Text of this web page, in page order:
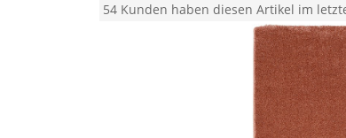
54 Kunden haben diesen Artikel im